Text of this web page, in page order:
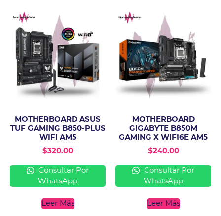
MOTHERBOARD ASUS
TUF GAMING B850-PLUS
WIFI AM5
$320.00
Consultar Por
WhatsApp
Leer Más
MOTHERBOARD
GIGABYTE B850M
GAMING X WIFI6E AM5
$240.00
Consultar Por
WhatsApp
Leer Más